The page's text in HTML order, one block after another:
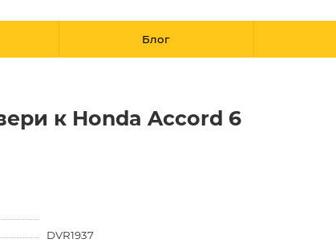
Блог
к Honda Accord 6
DVR1937